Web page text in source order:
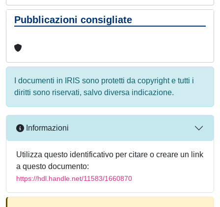
Pubblicazioni consigliate
I documenti in IRIS sono protetti da copyright e tutti i
diritti sono riservati, salvo diversa indicazione.
Informazioni
Utilizza questo identificativo per citare o creare un link
a questo documento:
https://hdl.handle.net/11583/1660870